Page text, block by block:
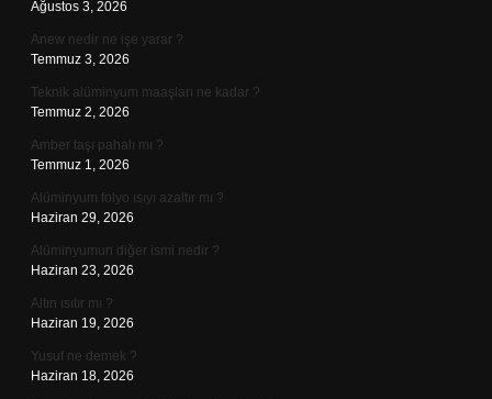
Ağustos 3, 2026
Anew nedir ne işe yarar ?
Temmuz 3, 2026
Teknik alüminyum maaşları ne kadar ?
Temmuz 2, 2026
Amber taşı pahalı mı ?
Temmuz 1, 2026
Alüminyum folyo ısıyı azaltır mı ?
Haziran 29, 2026
Alüminyumun diğer ismi nedir ?
Haziran 23, 2026
Altın ısıtır mı ?
Haziran 19, 2026
Yusuf ne demek ?
Haziran 18, 2026